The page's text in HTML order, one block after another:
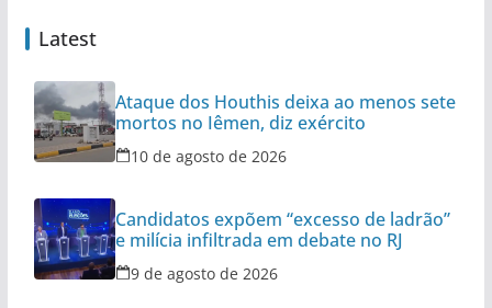
Latest
Ataque dos Houthis deixa ao menos sete
mortos no Iêmen, diz exército
10 de agosto de 2026
Candidatos expõem “excesso de ladrão”
e milícia infiltrada em debate no RJ
9 de agosto de 2026